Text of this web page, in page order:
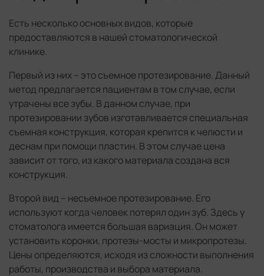
Есть несколько основных видов, которые
предоставляются в нашей стоматологической
клинике.
Первый из них – это съемное протезирование. Данный
метод предлагается пациентам в том случае, если
утрачены все зубы. В данном случае, при
протезировании зубов изготавливается специальная
съемная конструкция, которая крепится к челюсти и
деснам при помощи пластин. В этом случае цена
зависит от того, из какого материала создана вся
конструкция.
Второй вид – несъемное протезирование. Его
используют когда человек потерял один зуб. Здесь у
стоматолога имеется большая вариация. Он может
установить коронки, протезы-мосты и микропротезы.
Цены определяются, исходя из сложности выполнения
работы, производства и выбора материала.